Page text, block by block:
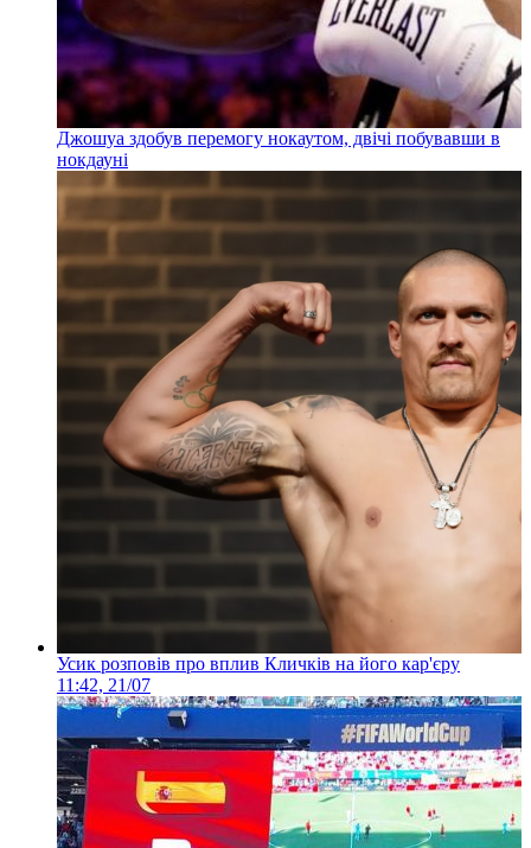
Джошуа здобув перемогу нокаутом, двічі побувавши в
нокдауні
Усик розповів про вплив Кличків на його кар'єру
11:42, 21/07